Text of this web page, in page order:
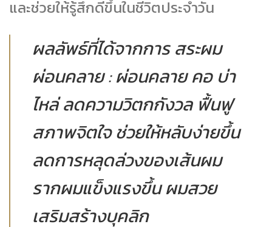
และช่วยให้รู้สึกดีขึ้นในชีวิตประจำวัน
ผลลัพธ์ที่ได้จากการ สระผม
ผ่อนคลาย : ผ่อนคลาย คอ บ่า
ไหล่ ลดความวิตกกังวล ฟื้นฟู
สภาพจิตใจ ช่วยให้หลับง่ายขึ้น
ลดการหลุดล่วงของเส้นผม
รากผมแข็งแรงขึ้น ผมสวย
เสริมสร้างบุคลิก